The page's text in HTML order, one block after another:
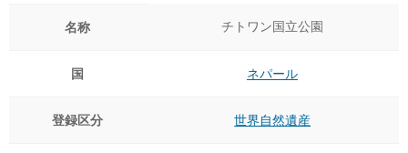
名称 チトワン国立公園
国 ネパール
登録区分 世界自然遺産